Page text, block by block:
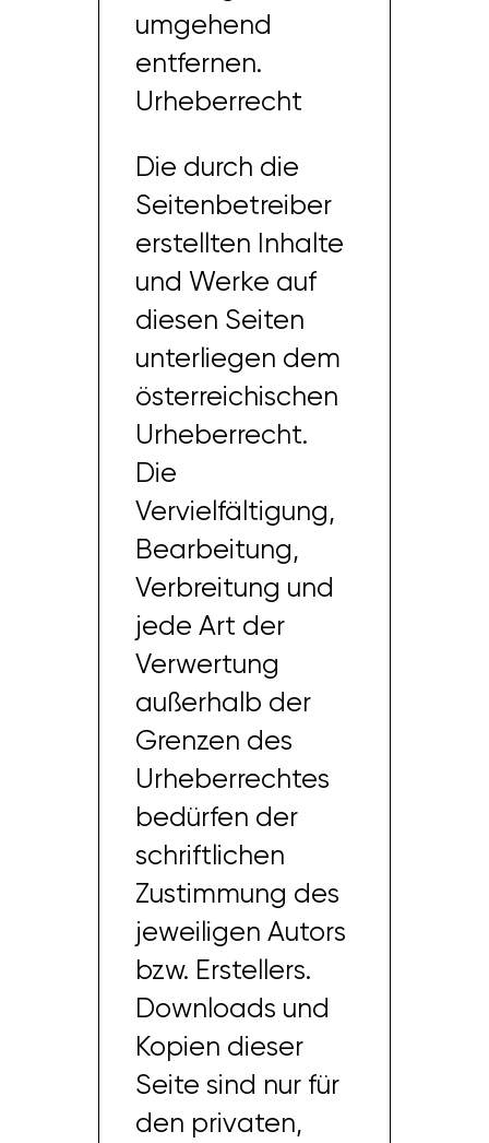
umgehend
entfernen.
Urheberrecht
Die durch die
Seitenbetreiber
erstellten Inhalte
und Werke auf
diesen Seiten
unterliegen dem
österreichischen
Urheberrecht.
Die
Vervielfältigung,
Bearbeitung,
Verbreitung und
jede Art der
Verwertung
außerhalb der
Grenzen des
Urheberrechtes
bedürfen der
schriftlichen
Zustimmung des
jeweiligen Autors
bzw. Erstellers.
Downloads und
Kopien dieser
Seite sind nur für
den privaten,